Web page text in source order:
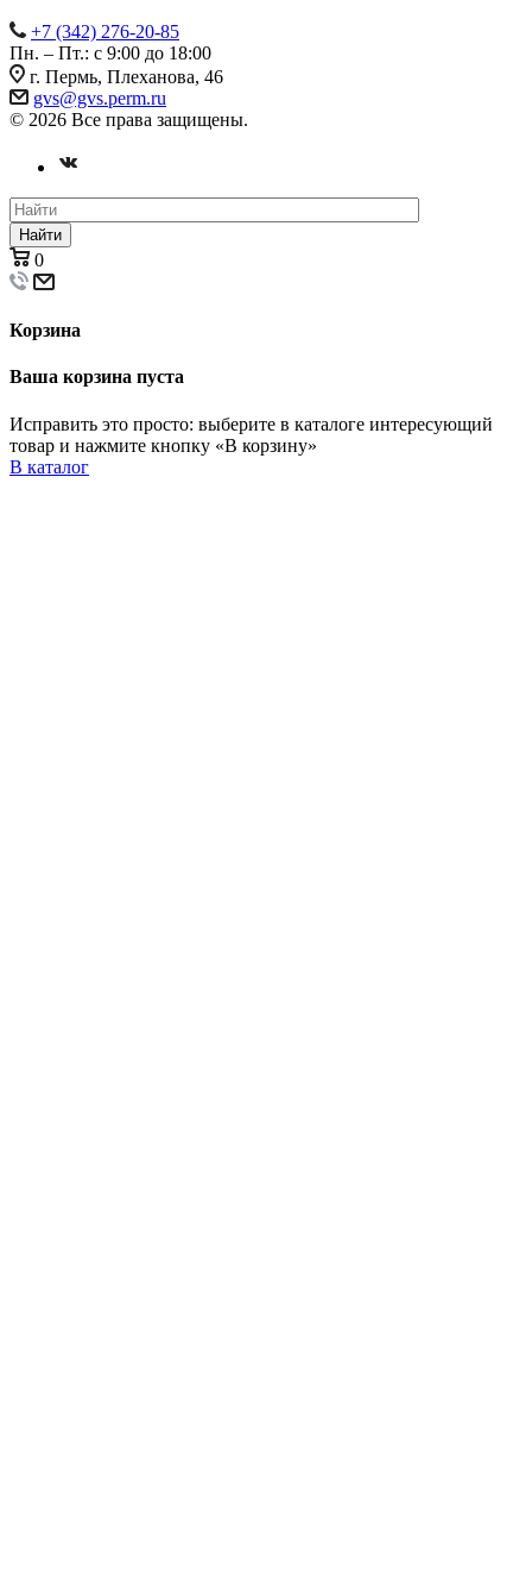
+7 (342) 276-20-85
Пн. – Пт.: с 9:00 до 18:00
г. Пермь, Плеханова, 46
gvs@gvs.perm.ru
© 2026 Все права защищены.
Найти
0
Корзина
Ваша корзина пуста
Исправить это просто: выберите в каталоге интересующий
товар и нажмите кнопку «В корзину»
В каталог